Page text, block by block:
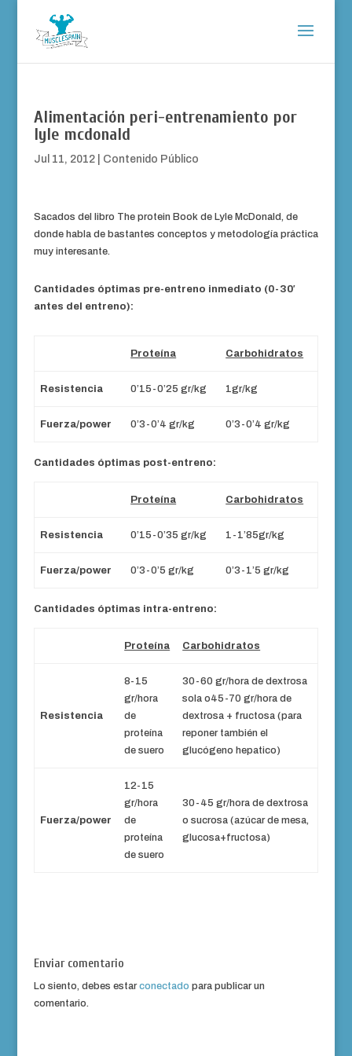
Alimentación peri-entrenamiento por
lyle mcdonald
Jul 11, 2012| Contenido Público
Sacados del libro The protein Book de Lyle McDonald, de
donde habla de bastantes conceptos y metodología práctica
muy interesante.
Cantidades óptimas pre-entreno inmediato (0-30′
antes del entreno):
Proteína Carbohidratos
Resistencia 0’15-0’25 gr/kg 1gr/kg
Fuerza/power 0’3-0’4 gr/kg 0’3-0’4 gr/kg
Cantidades óptimas post-entreno:
Proteína Carbohidratos
Resistencia 0’15-0’35 gr/kg 1-1’85gr/kg
Fuerza/power 0’3-0’5 gr/kg 0’3-1’5 gr/kg
Cantidades óptimas intra-entreno:
Proteína Carbohidratos
Resistencia
8-15
gr/hora
de
proteína
de suero
30-60 gr/hora de dextrosa
sola o45-70 gr/hora de
dextrosa + fructosa (para
reponer también el
glucógeno hepatico)
Fuerza/power
12-15
gr/hora
de
proteína
de suero
30-45 gr/hora de dextrosa
o sucrosa (azúcar de mesa,
glucosa+fructosa)
Enviar comentario
Lo siento, debes estarconectado para publicar un
comentario.